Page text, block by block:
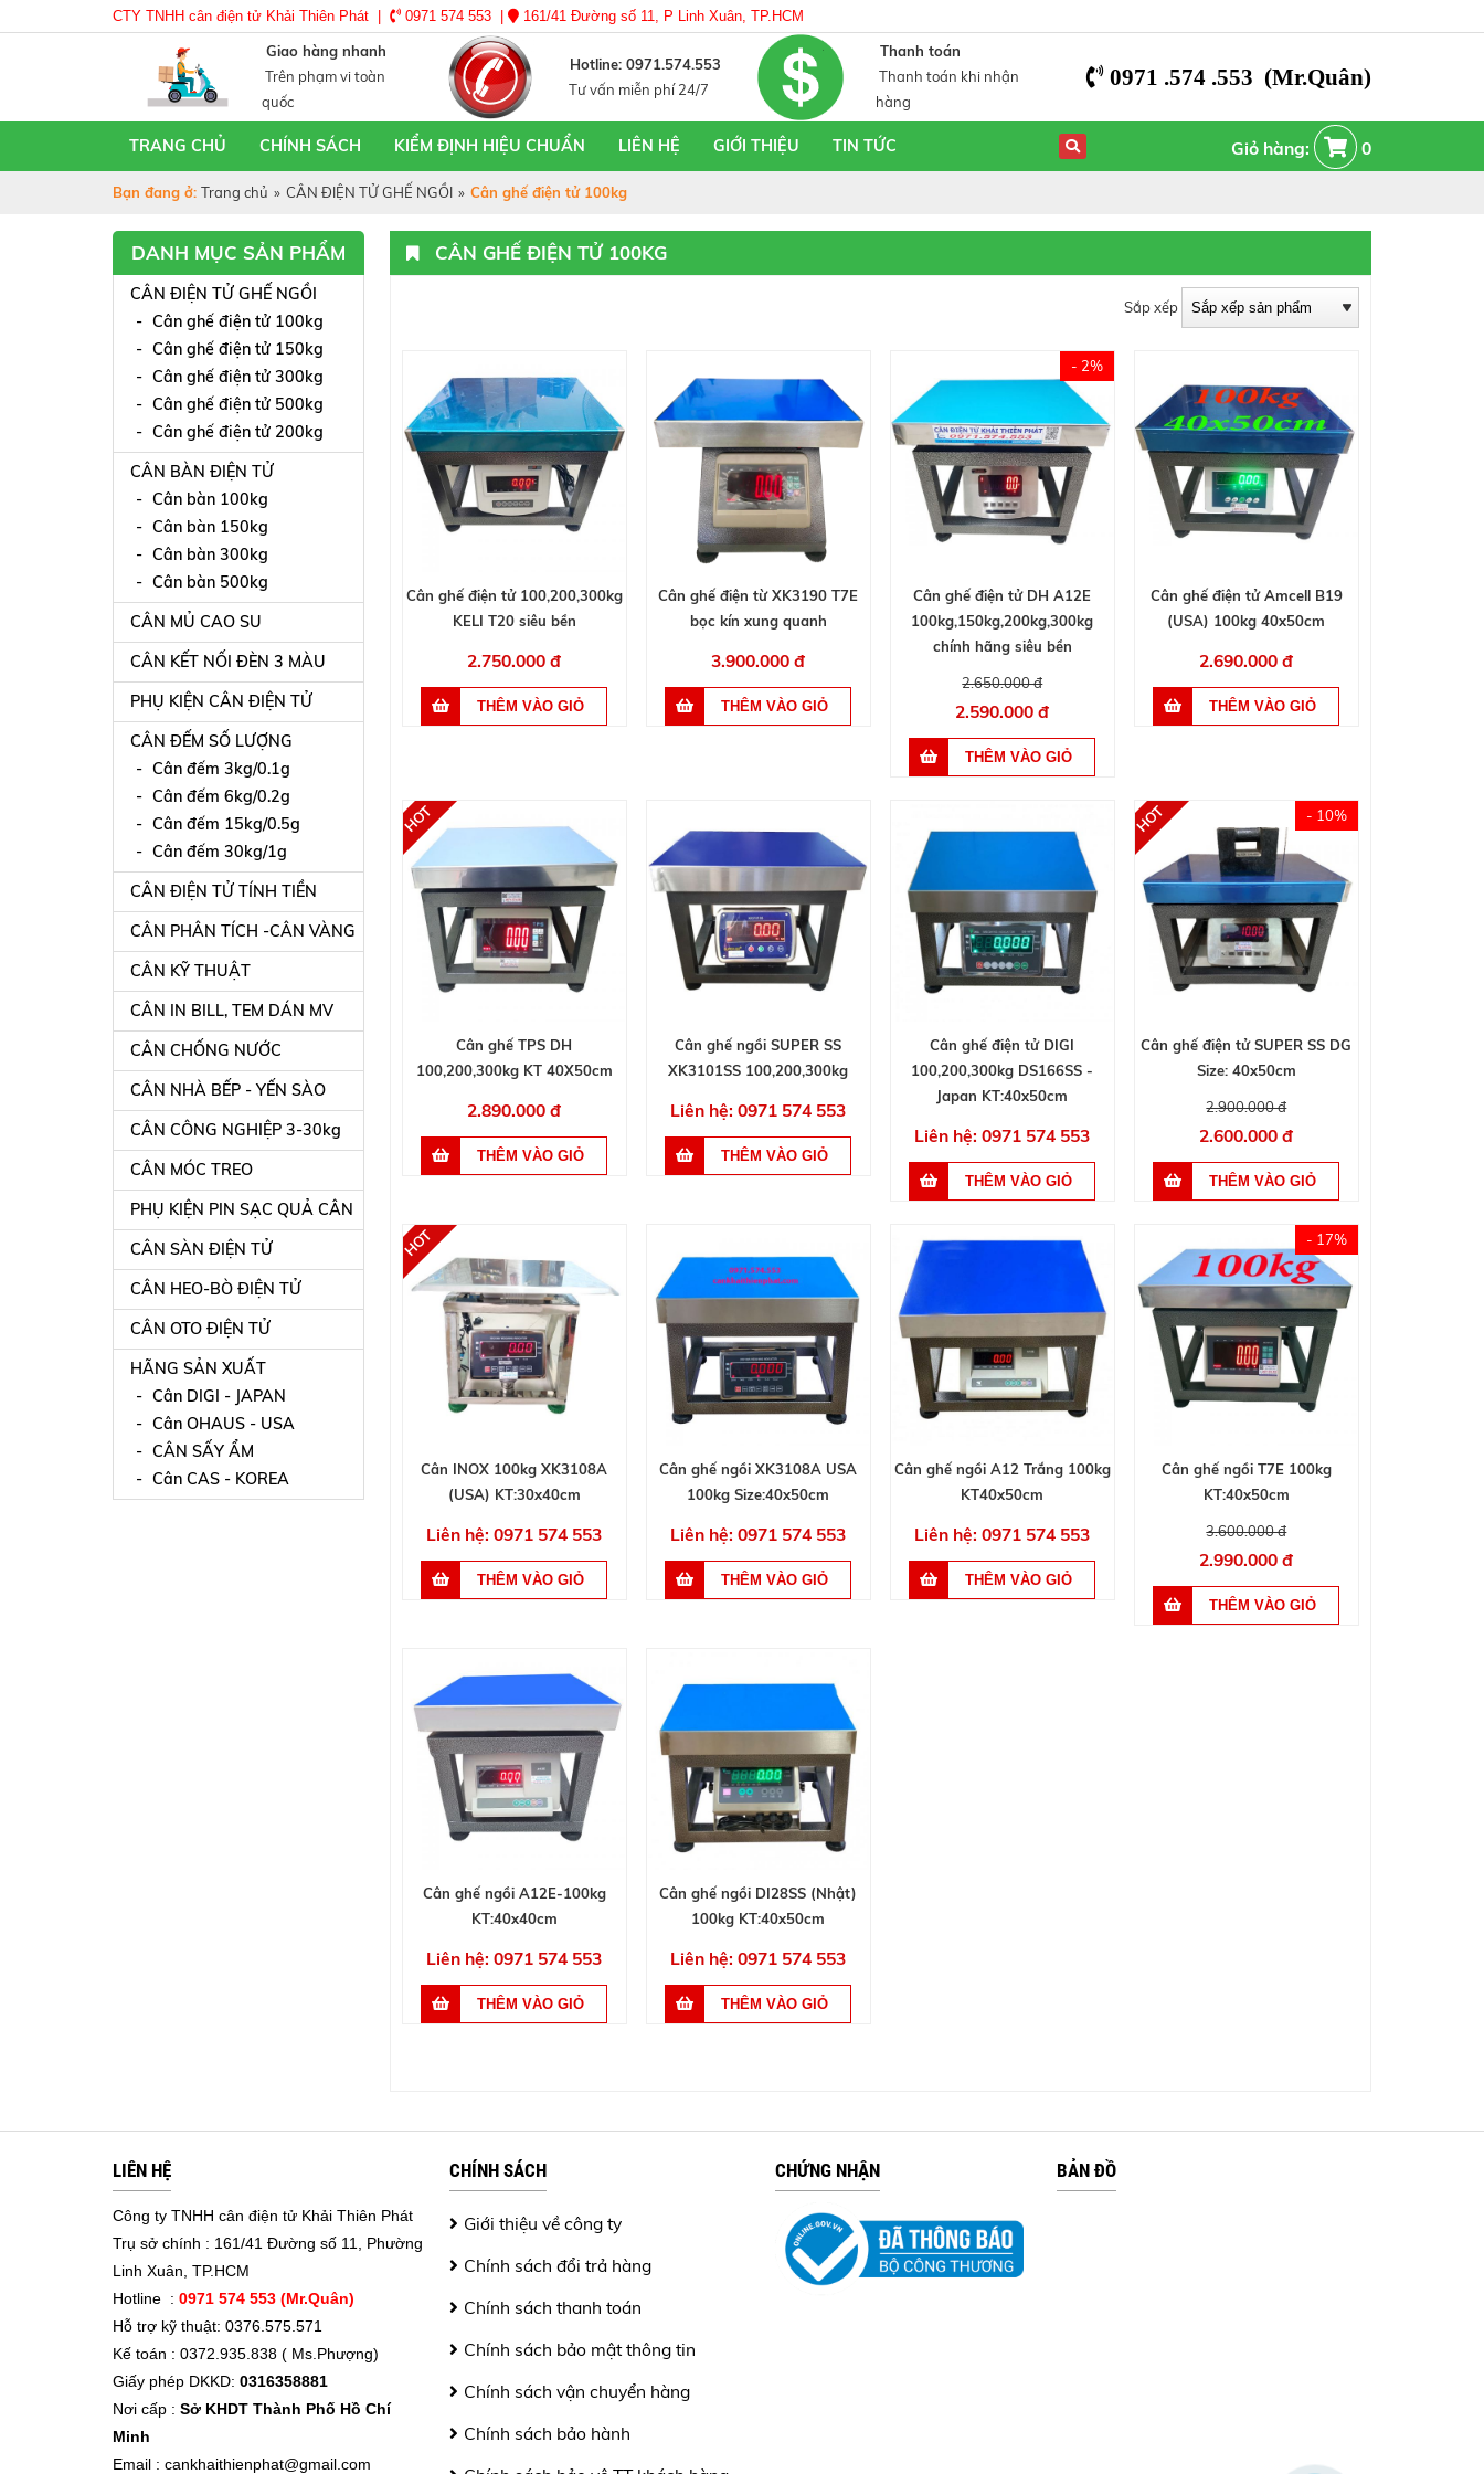
CTY TNHH cân điện tử Khải Thiên Phát | 0971 574 553 | 161/41 Đường số 11, P Linh Xuân, TP.HCM
Giao hàng nhanh
Trên phạm vi toàn
quốc
Hotline: 0971.574.553
Tư vấn miễn phí 24/7
Thanh toán
Thanh toán khi nhận
hàng
0971 .574 .553 (Mr.Quân)
TRANG CHỦ CHÍNH SÁCH KIỂM ĐỊNH HIỆU CHUẨN LIÊN HỆ GIỚI THIỆU TIN TỨC Giỏ hàng: 0
Bạn đang ở: Trang chủ » CÂN ĐIỆN TỬ GHẾ NGỒI » Cân ghế điện tử 100kg
DANH MỤC SẢN PHẨM
CÂN ĐIỆN TỬ GHẾ NGỒI
Cân ghế điện tử 100kg
Cân ghế điện tử 150kg
Cân ghế điện tử 300kg
Cân ghế điện tử 500kg
Cân ghế điện tử 200kg
CÂN BÀN ĐIỆN TỬ
Cân bàn 100kg
Cân bàn 150kg
Cân bàn 300kg
Cân bàn 500kg
CÂN MỦ CAO SU
CÂN KẾT NỐI ĐÈN 3 MÀU
PHỤ KIỆN CÂN ĐIỆN TỬ
CÂN ĐẾM SỐ LƯỢNG
Cân đếm 3kg/0.1g
Cân đếm 6kg/0.2g
Cân đếm 15kg/0.5g
Cân đếm 30kg/1g
CÂN ĐIỆN TỬ TÍNH TIỀN
CÂN PHÂN TÍCH -CÂN VÀNG
CÂN KỸ THUẬT
CÂN IN BILL, TEM DÁN MV
CÂN CHỐNG NƯỚC
CÂN NHÀ BẾP - YẾN SÀO
CÂN CÔNG NGHIỆP 3-30kg
CÂN MÓC TREO
PHỤ KIỆN PIN SẠC QUẢ CÂN
CÂN SÀN ĐIỆN TỬ
CÂN HEO-BÒ ĐIỆN TỬ
CÂN OTO ĐIỆN TỬ
HÃNG SẢN XUẤT
Cân DIGI - JAPAN
Cân OHAUS - USA
CÂN SẤY ẨM
Cân CAS - KOREA
CÂN GHẾ ĐIỆN TỬ 100KG
Sắp xếp
Cân ghế điện tử 100,200,300kg
KELI T20 siêu bền
2.750.000 đ
Cân ghế điện từ XK3190 T7E
bọc kín xung quanh
3.900.000 đ
- 2%
Cân ghế điện tử DH A12E
100kg,150kg,200kg,300kg
chính hãng siêu bền
2.650.000 đ
2.590.000 đ
Cân ghế điện tử Amcell B19
(USA) 100kg 40x50cm
2.690.000 đ
Cân ghế TPS DH
100,200,300kg KT 40X50cm
2.890.000 đ
Cân ghế ngồi SUPER SS
XK3101SS 100,200,300kg
Liên hệ: 0971 574 553
Cân ghế điện tử DIGI
100,200,300kg DS166SS -
Japan KT:40x50cm
Liên hệ: 0971 574 553
- 10%
Cân ghế điện tử SUPER SS DG
Size: 40x50cm
2.900.000 đ
2.600.000 đ
Cân INOX 100kg XK3108A
(USA) KT:30x40cm
Liên hệ: 0971 574 553
Cân ghế ngồi XK3108A USA
100kg Size:40x50cm
Liên hệ: 0971 574 553
Cân ghế ngồi A12 Trắng 100kg
KT40x50cm
Liên hệ: 0971 574 553
- 17%
Cân ghế ngồi T7E 100kg
KT:40x50cm
3.600.000 đ
2.990.000 đ
Cân ghế ngồi A12E-100kg
KT:40x40cm
Liên hệ: 0971 574 553
Cân ghế ngồi DI28SS (Nhật)
100kg KT:40x50cm
Liên hệ: 0971 574 553
LIÊN HỆ
Công ty TNHH cân điện tử Khải Thiên Phát
Trụ sở chính : 161/41 Đường số 11, Phường
Linh Xuân, TP.HCM
Hotline : 0971 574 553 (Mr.Quân)
Hỗ trợ kỹ thuật: 0376.575.571
Kế toán : 0372.935.838 ( Ms.Phượng)
Giấy phép DKKD: 0316358881
Nơi cấp : Sở KHDT Thành Phố Hồ Chí
Minh
Email : cankhaithienphat@gmail.com
CHÍNH SÁCH
Giới thiệu về công ty
Chính sách đổi trả hàng
Chính sách thanh toán
Chính sách bảo mật thông tin
Chính sách vận chuyển hàng
Chính sách bảo hành
CHỨNG NHẬN BẢN ĐỒ